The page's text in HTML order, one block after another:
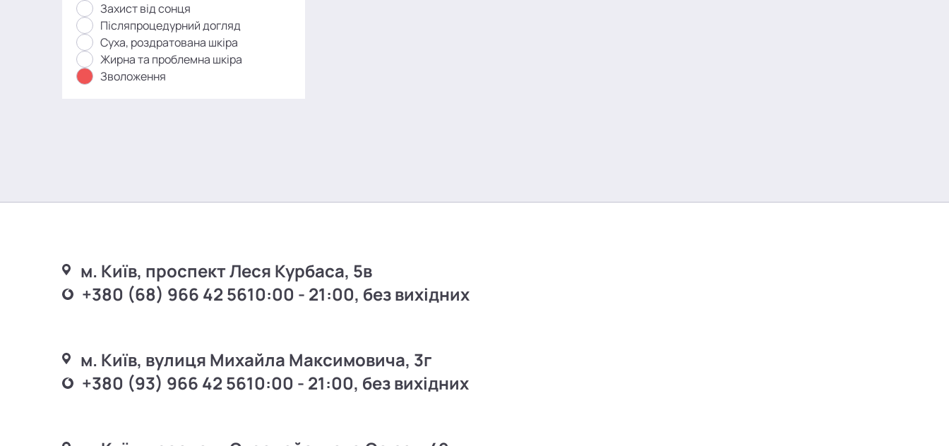
Захист від сонця
Післяпроцедурний догляд
Суха, роздратована шкіра
Жирна та проблемна шкіра
Зволоження
м. Київ, проспект Леся Курбаса, 5в
+380 (68) 966 42 5610:00 - 21:00, без вихідних
м. Київ, вулиця Михайла Максимовича, 3г
+380 (93) 966 42 5610:00 - 21:00, без вихідних